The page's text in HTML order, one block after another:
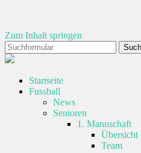
Zum Inhalt springen
Suchen
nach:
SV
Windhagen
1921
Startseite
Fussball
News
Senioren
1. Mannschaft
Übersicht
Team